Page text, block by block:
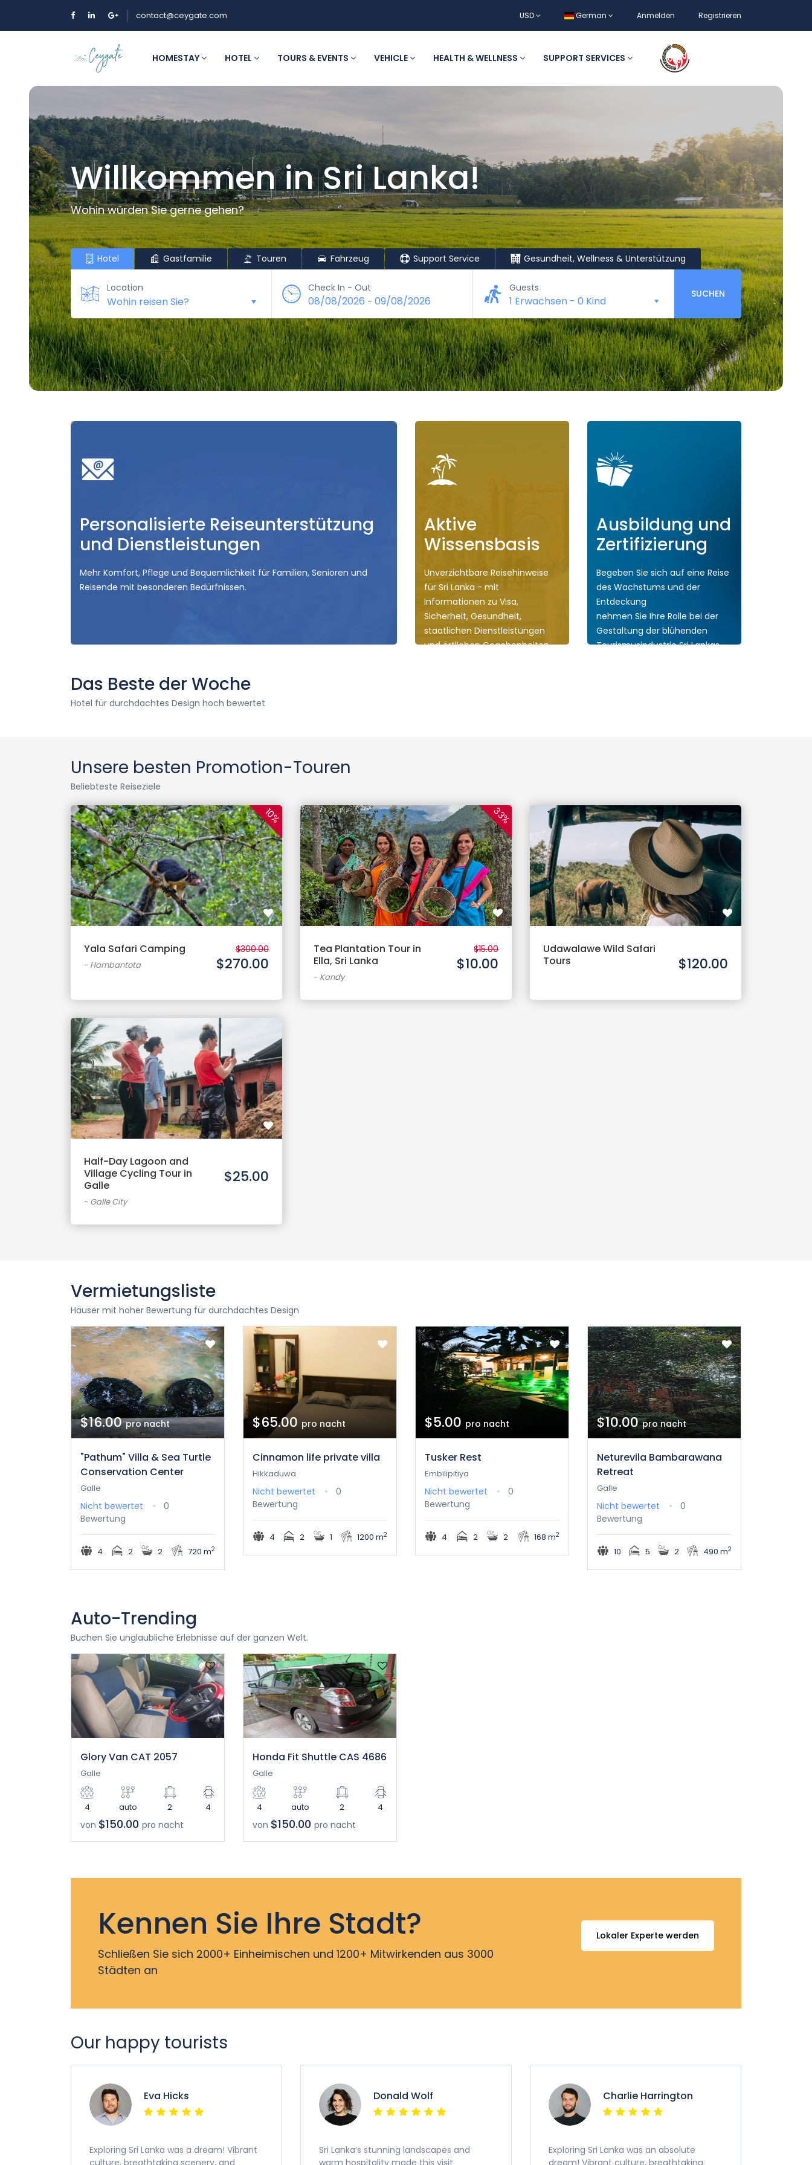
contact@ceygate.com USD German Anmelden Registrieren
HOMESTAY HOTEL TOURS & EVENTS VEHICLE HEALTH & WELLNESS SUPPORT SERVICES
Willkommen in Sri Lanka!
Wohin würden Sie gerne gehen?
Hotel Gastfamilie Touren Fahrzeug Support Service Gesundheit, Wellness & Unterstützung
Location Check In - Out
08/08/2026 - 09/08/2026
Guests
1 Erwachsen - 0 Kind
SUCHEN
Personalisierte Reiseunterstützung
und Dienstleistungen
Mehr Komfort, Pflege und Bequemlichkeit für Familien, Senioren und
Reisende mit besonderen Bedürfnissen.
Aktive
Wissensbasis
Unverzichtbare Reisehinweise
für Sri Lanka - mit
Informationen zu Visa,
Sicherheit, Gesundheit,
staatlichen Dienstleistungen
und örtlichen Gegebenheiten.
Ausbildung und
Zertifizierung
Begeben Sie sich auf eine Reise
des Wachstums und der
Entdeckung
nehmen Sie Ihre Rolle bei der
Gestaltung der blühenden
Tourismusindustrie Sri Lankas
Das Beste der Woche
Hotel für durchdachtes Design hoch bewertet
Unsere besten Promotion-Touren
Beliebteste Reiseziele
10%
Yala Safari Camping
- Hambantota
$300.00
$270.00
33%
Tea Plantation Tour in
Ella, Sri Lanka
- Kandy
$15.00
$10.00
Udawalawe Wild Safari
Tours
$120.00
Half-Day Lagoon and
Village Cycling Tour in
Galle
- Galle City
$25.00
Vermietungsliste
Häuser mit hoher Bewertung für durchdachtes Design
$16.00pro nacht
"Pathum" Villa & Sea Turtle
Conservation Center
Galle
Nicht bewertet
0
Bewertung
4 2 2 720 m2
$65.00pro nacht
Cinnamon life private villa
Hikkaduwa
Nicht bewertet
0
Bewertung
4 2 1 1200 m2
$5.00 pro nacht
Tusker Rest
Embilipitiya
Nicht bewertet
0
Bewertung
4 2 2 168 m2
$10.00pro nacht
Neturevila Bambarawana
Retreat
Galle
Nicht bewertet
0
Bewertung
10 5 2 490 m2
Auto-Trending
Buchen Sie unglaubliche Erlebnisse auf der ganzen Welt.
Glory Van CAT 2057
Galle
4 auto 2 4
von $150.00 pro nacht
Honda Fit Shuttle CAS 4686
Galle
4 auto 2 4
von $150.00 pro nacht
Kennen Sie Ihre Stadt?
Schließen Sie sich 2000+ Einheimischen und 1200+ Mitwirkenden aus 3000
Städten an
Lokaler Experte werden
Our happy tourists
Eva Hicks
Exploring Sri Lanka was a dream! Vibrant
Donald Wolf
Sri Lanka’s stunning landscapes and
Charlie Harrington
Exploring Sri Lanka was an absolute